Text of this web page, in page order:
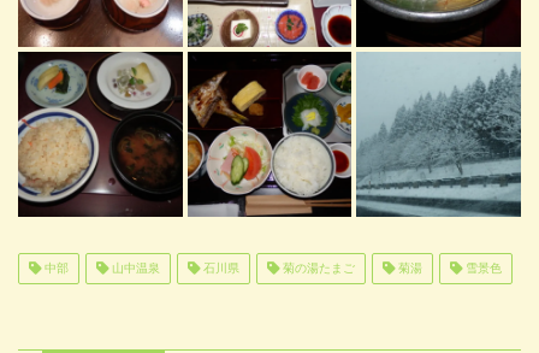
中部 山中温泉 石川県 菊の湯たまご 菊湯 雪景色